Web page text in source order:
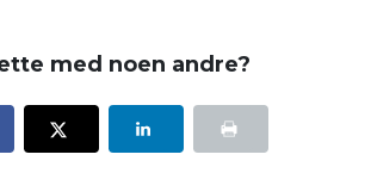
med noen andre?